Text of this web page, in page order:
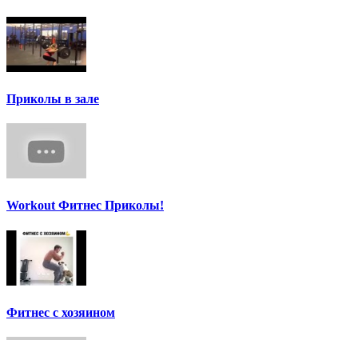
Приколы в зале
Workout Фитнес Приколы!
Фитнес с хозяином